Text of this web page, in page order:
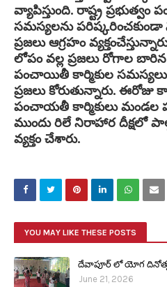
వ్యాపిస్తుంది. రాష్ట్ర
సమస్యలను పరిష్కరించకుండా
ప్రజలు ఆగ్రహం
లోపం వల్ల ప్రజలు రోగాల
పంచాయితీ కార్మికుల
ప్రజలు కోరుతున్నారు.
పంచాయతీ కార్మికులు
ముందు రిలే నిరాహార దీక్షలో
వ్యక్తం చేశారు.
YOU MAY LIKE THESE POSTS
దేవాపూర్ లో యోగ
June 21, 2026